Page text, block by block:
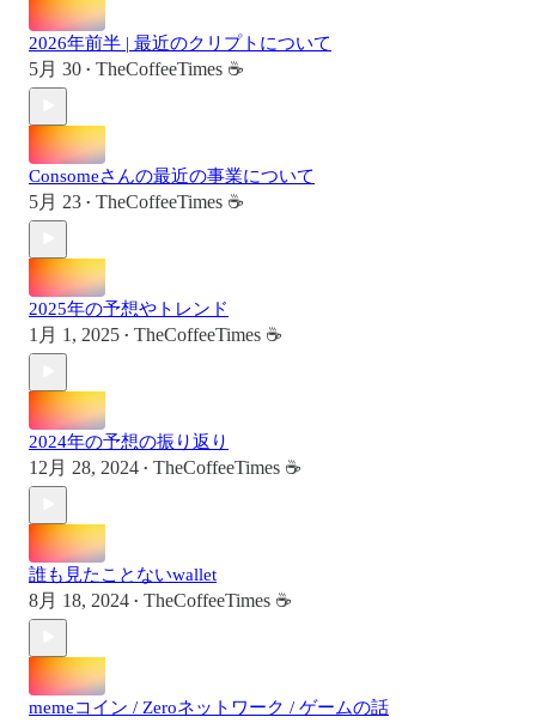
2026年前半 | 最近のクリプトについて
5月 30 • TheCoffeeTimes ☕
Consomeさんの最近の事業について
5月 23 • TheCoffeeTimes ☕
2025年の予想やトレンド
1月 1, 2025 • TheCoffeeTimes ☕
2024年の予想の振り返り
12月 28, 2024 • TheCoffeeTimes ☕
誰も見たことないwallet
8月 18, 2024 • TheCoffeeTimes ☕
memeコイン / Zeroネットワーク / ゲームの話